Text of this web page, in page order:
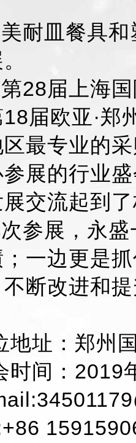
耐皿餐具和
28届上海国
18届欧亚·郑
最专业的
展的行业
交流起到
参展，永盛
一边更是
不断改进和
地址：郑州
时间：